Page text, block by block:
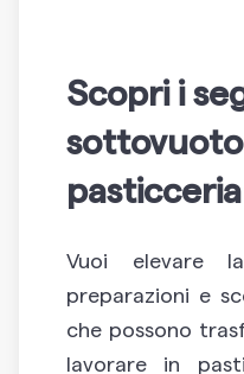
Scopri i
Vuoi elevare
preparazioni e
che possono
lavorare in